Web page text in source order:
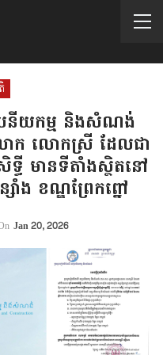
បនីយកម្ម និងសំណង់
ក លោកស្រី ដែលជា
ធី មានទីតាំងស្ថិតនៅ
ាំង ខណ្ឌព្រែកព្នៅ
Jan 20, 2026